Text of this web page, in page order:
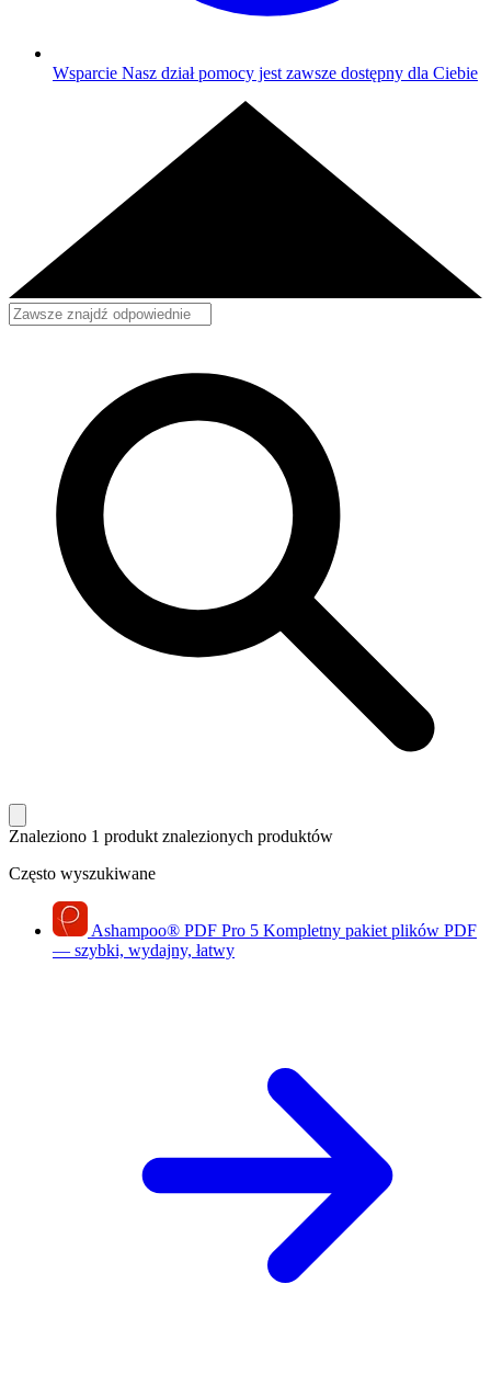
Wsparcie Nasz dział pomocy jest zawsze dostępny dla Ciebie
Znaleziono 1 produkt znalezionych produktów
Często wyszukiwane
Ashampoo® PDF Pro 5 Kompletny pakiet plików PDF
— szybki, wydajny, łatwy